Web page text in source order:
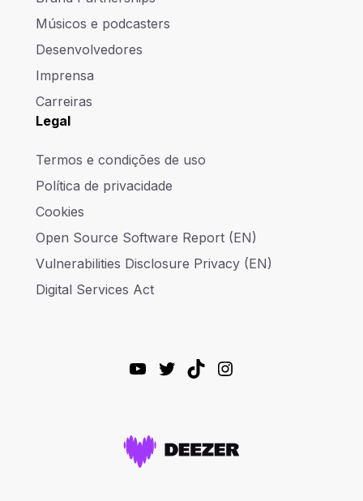
Músicos e podcasters
Desenvolvedores
Imprensa
Carreiras
Legal
Termos e condições de uso
Política de privacidade
Cookies
Open Source Software Report (EN)
Vulnerabilities Disclosure Privacy (EN)
Digital Services Act
YouTube
Twitter
TikTokInstagram